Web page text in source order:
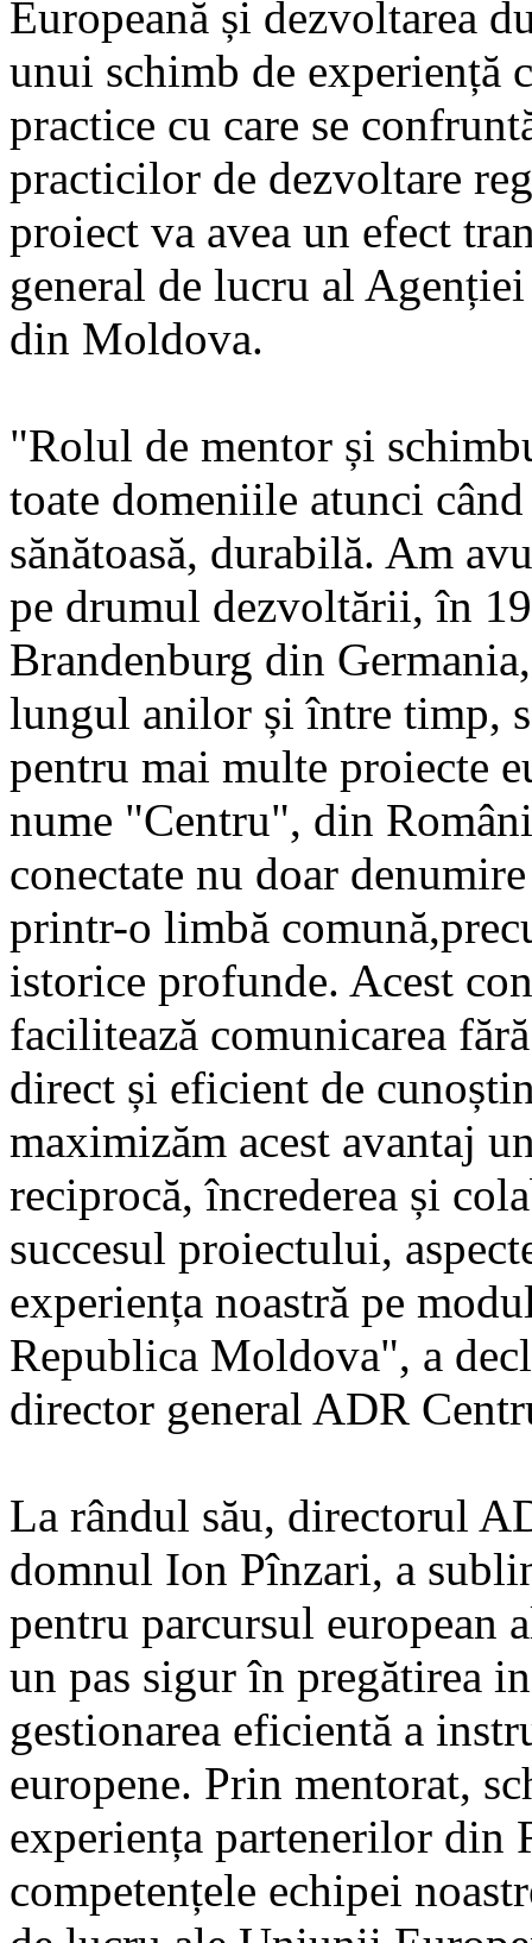
Europeană și dezvoltarea
unui schimb de experiență
practice cu care se
practicilor de dezvoltare
proiect va avea un efect
general de lucru al
din Moldova.
"Rolul de mentor și
toate domeniile atunci
sănătoasă, durabilă. Am
pe drumul dezvoltării, în
Brandenburg din
lungul anilor și între timp,
pentru mai multe proiecte
nume "Centru", din
conectate nu doar
printr-o limbă
istorice profunde. Acest
facilitează comunicarea
direct și eficient de
maximizăm acest avantaj
reciprocă, încrederea și
succesul proiectului,
experiența noastră pe
Republica Moldova", a
director general ADR
La rândul său, directorul
domnul Ion Pînzari, a
pentru parcursul european
un pas sigur în pregătirea
gestionarea eficientă a
europene. Prin mentorat,
experiența partenerilor din
competențele echipei